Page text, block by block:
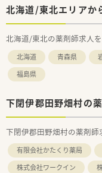
北海道/東北エリアか
北海道/東北の薬剤師求人
北海道 青森県
福島県
下閉伊郡田野畑村の
下閉伊郡田野畑村の薬剤師
有限会社かたくり薬局
株式会社ワークイン